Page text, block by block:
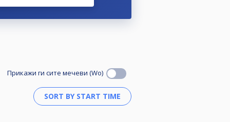
Прикажи ги сите мечеви (Wo)